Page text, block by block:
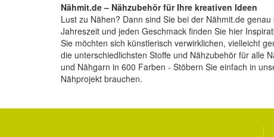
Nähmit.de – Nähzubehör für Ihre kreativen Ideen
Lust zu Nähen? Dann sind Sie bei der Nähmit.de genau
Jahreszeit und jeden Geschmack finden Sie hier
Sie möchten sich künstlerisch verwirklichen, vielleicht
die unterschiedlichsten Stoffe und Nähzubehör für alle
und Nähgarn in 600 Farben - Stöbern Sie einfach in
Nähprojekt brauchen.